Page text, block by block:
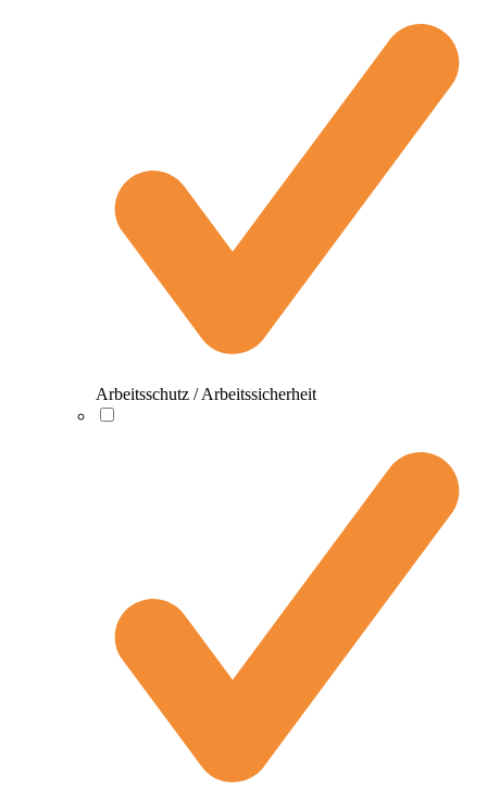
Arbeitsschutz / Arbeitssicherheit